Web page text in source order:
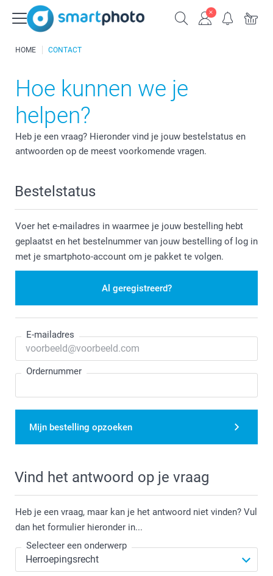
HOME CONTACT
Hoe kunnen we je
helpen?
Heb je een vraag? Hieronder vind je jouw bestelstatus en
antwoorden op de meest voorkomende vragen.
Bestelstatus
Voer het e-mailadres in waarmee je jouw bestelling hebt
geplaatst en het bestelnummer van jouw bestelling of log in
met je smartphoto-account om je pakket te volgen.
Al geregistreerd?
E-mailadres
Ordernummer
Mijn bestelling opzoeken
Vind het antwoord op je vraag
Heb je een vraag, maar kan je het antwoord niet vinden? Vul
dan het formulier hieronder in...
Selecteer een onderwerp